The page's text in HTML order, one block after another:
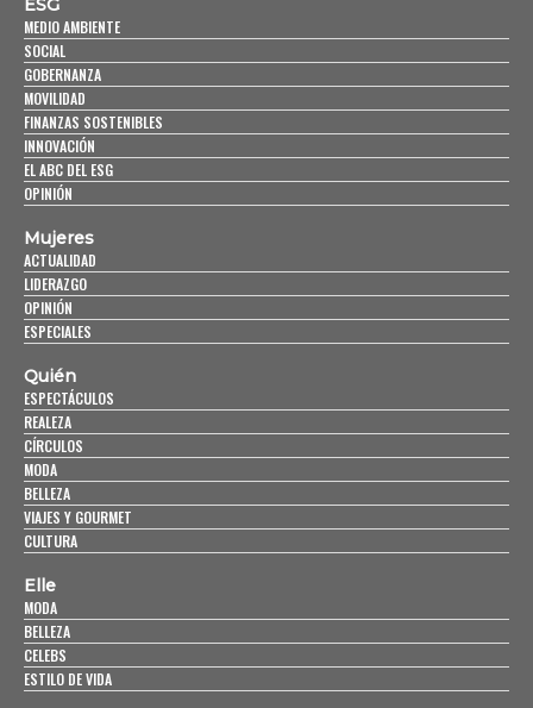
ESG
MEDIO AMBIENTE
SOCIAL
GOBERNANZA
MOVILIDAD
FINANZAS SOSTENIBLES
INNOVACIÓN
EL ABC DEL ESG
OPINIÓN
Mujeres
ACTUALIDAD
LIDERAZGO
OPINIÓN
ESPECIALES
Quién
ESPECTÁCULOS
REALEZA
CÍRCULOS
MODA
BELLEZA
VIAJES Y GOURMET
CULTURA
Elle
MODA
BELLEZA
CELEBS
ESTILO DE VIDA